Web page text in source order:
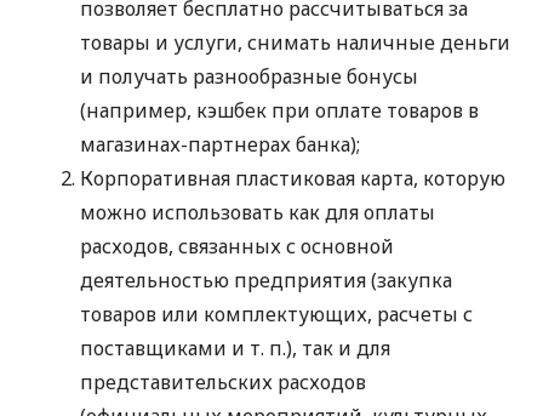
позволяет бесплатно рассчитываться за
товары и услуги, снимать наличные деньги
и получать разнообразные бонусы
(например, кэшбек при оплате товаров в
магазинах-партнерах банка);
Корпоративная пластиковая карта, которую
можно использовать как для оплаты
расходов, связанных с основной
деятельностью предприятия (закупка
товаров или комплектующих, расчеты с
поставщиками и т. п.), так и для
представительских расходов